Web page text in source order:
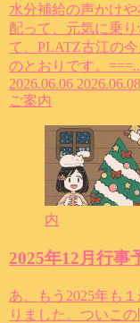
水分補給の声かけ
配って、元気に乗
て、PLATZ古江の
のとおりです。
2026.06.06 2026.06.08
ご案内
内
2025年12月行事
あ、もう2025年も
りました。ついこ